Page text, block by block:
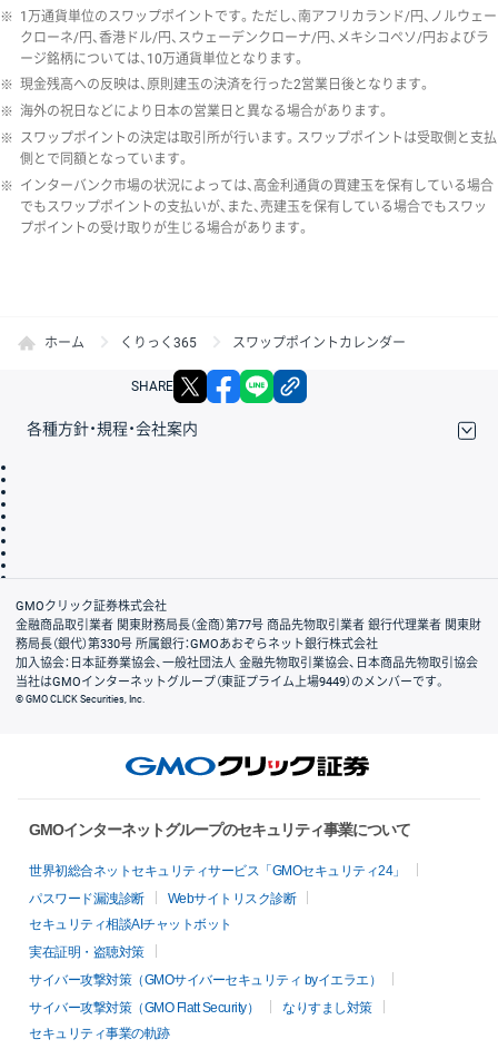
※ 1万通貨単位のスワップポイントです。ただし、南アフリカランド/円、ノルウェー
クローネ/円、香港ドル/円、スウェーデンクローナ/円、メキシコペソ/円およびラ
ージ銘柄については、10万通貨単位となります。
※ 現金残高への反映は、原則建玉の決済を行った2営業日後となります。
※ 海外の祝日などにより日本の営業日と異なる場合があります。
※ スワップポイントの決定は取引所が行います。スワップポイントは受取側と支払
側とで同額となっています。
※ インターバンク市場の状況によっては、高金利通貨の買建玉を保有している場合
でもスワップポイントの支払いが、また、売建玉を保有している場合でもスワッ
プポイントの受け取りが生じる場合があります。
ホーム くりっく365 スワップポイントカレンダー
SHARE X facebook
各種方針・規程・会社案内
会社案内
GMOクリック証券株式会社
金融商品取引業者 関東財務局長（金商）第77号 商品先物取引業者 銀行代理業者 関東財
務局長（銀代）第330号 所属銀行：GMOあおぞらネット銀行株式会社
加入協会：日本証券業協会、一般社団法人 金融先物取引業協会、日本商品先物取引協会
当社はGMOインターネットグループ（東証プライム上場9449）のメンバーです。
© GMO CLICK Securities, Inc.
GMOインターネットグループのセキュリティ事業について
世界初総合ネットセキュリティサービス「GMOセキュリティ24」
パスワード漏洩診断
Webサイトリスク診断
セキュリティ相談AIチャットボット
実在証明・盗聴対策
サイバー攻撃対策（GMOサイバーセキュリティ byイエラエ）
サイバー攻撃対策（GMO Flatt Security）
なりすまし対策
セキュリティ事業の軌跡